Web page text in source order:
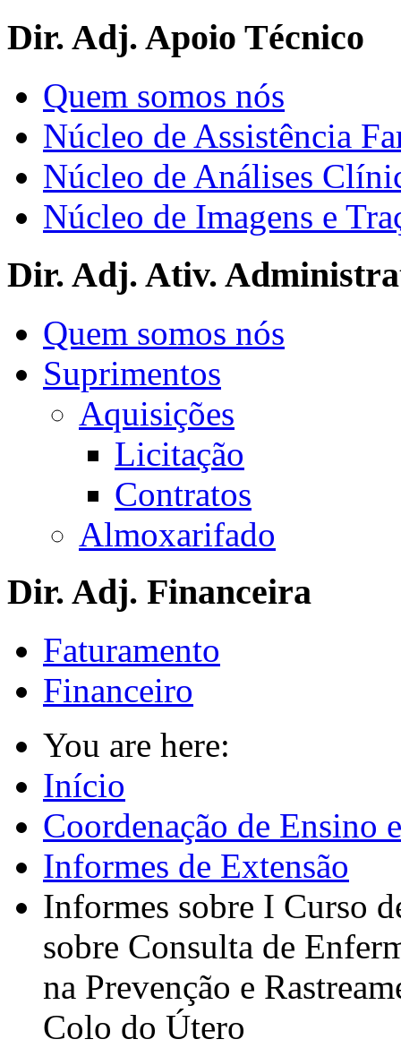
Dir. Adj. Apoio Técnico
Quem somos nós
Núcleo de Assistência
Núcleo de Análises
Núcleo de Imagens e
Dir. Adj. Ativ.
Quem somos nós
Suprimentos
Aquisições
Licitação
Contratos
Almoxarifado
Dir. Adj. Financeira
Faturamento
Financeiro
You are here:
Início
Coordenação de Ensino
Informes de Extensão
Informes sobre I Curso
sobre Consulta de
na Prevenção e
Colo do Útero